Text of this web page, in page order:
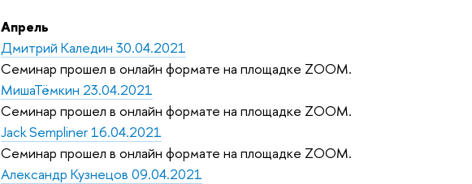
Апрель
Дмитрий Каледин 30.04.2021
Семинар прошел в онлайн формате на площадке ZOOM.
МишаТёмкин 23.04.2021
Семинар прошел в онлайн формате на площадке ZOOM.
Jack Sempliner 16.04.2021
Семинар прошел в онлайн формате на площадке ZOOM.
Александр Кузнецов 09.04.2021